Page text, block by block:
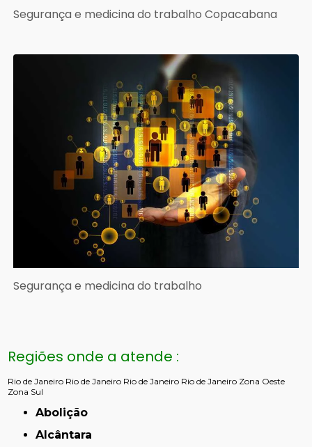
Segurança e medicina do trabalho Copacabana
Segurança e medicina do trabalho
Regiões onde a atende :
Rio de Janeiro Rio de Janeiro Rio de Janeiro Rio de Janeiro Zona Oeste
Zona Sul
Abolição
Alcântara